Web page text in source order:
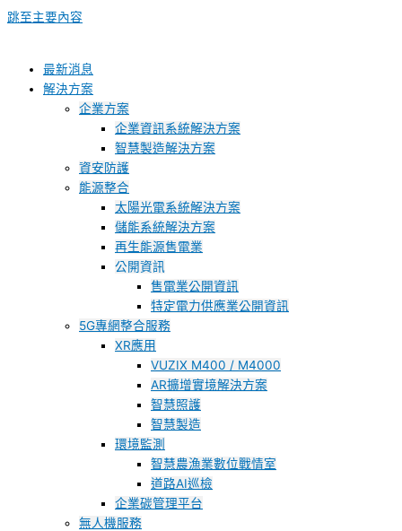
跳至主要內容
最新消息
解決方案
企業方案
企業資訊系統解決方案
智慧製造解決方案
資安防護
能源整合
太陽光電系統解決方案
儲能系統解決方案
再生能源售電業
公開資訊
售電業公開資訊
特定電力供應業公開資訊
5G專網整合服務
XR應用
VUZIX M400 / M4000
AR擴增實境解決方案
智慧照護
智慧製造
環境監測
智慧農漁業數位戰情室
道路AI巡檢
企業碳管理平台
無人機服務